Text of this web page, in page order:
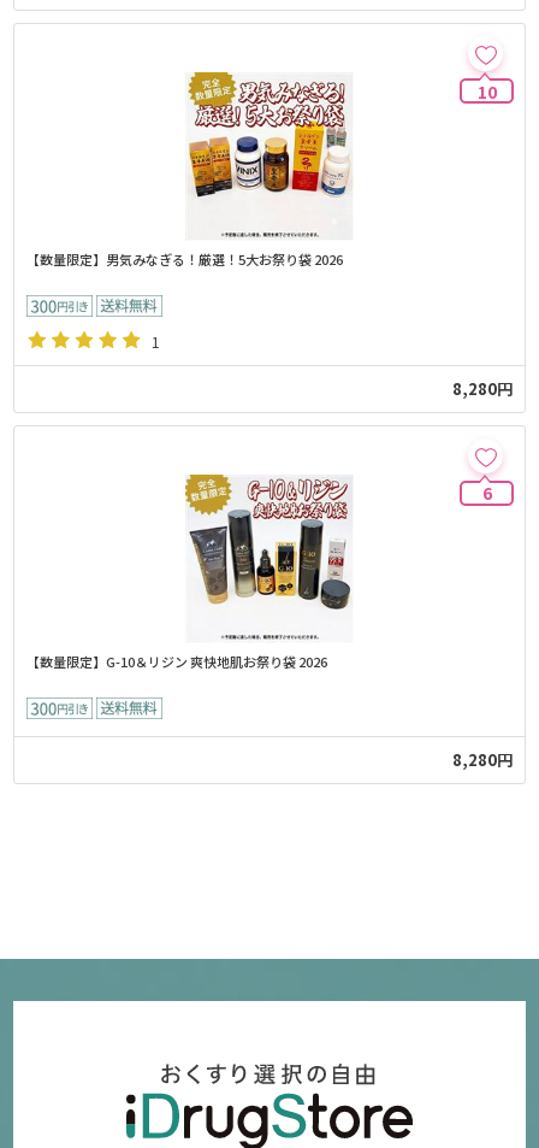
10
【数量限定】男気みなぎる！厳選！5大お祭り袋 2026
1
8,280円
6
【数量限定】G-10＆リジン 爽快地肌お祭り袋 2026
8,280円